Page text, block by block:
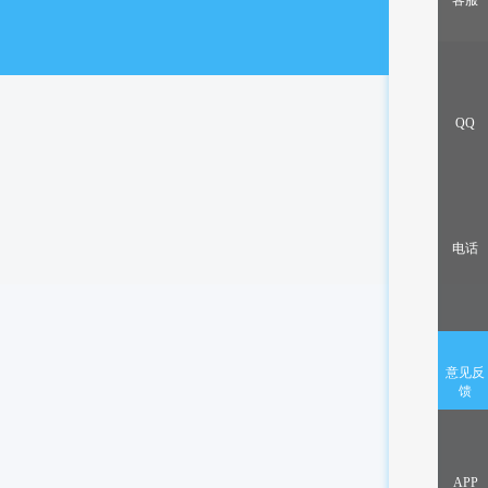
QQ
电话
意见反
馈
APP